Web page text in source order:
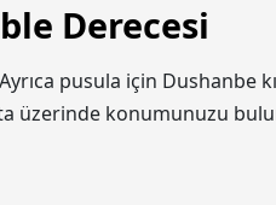
Derecesi
pusula için Dushanbe
konumunuzu